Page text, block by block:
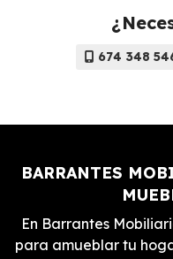
674 348
BARRANTES
En Barrantes
para amueblar tu